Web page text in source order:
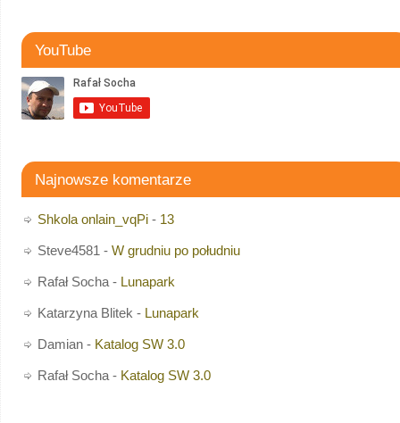
YouTube
Najnowsze komentarze
Shkola onlain_vqPi- 13
Steve4581 - W grudniu po południu
Rafał Socha- Lunapark
Katarzyna Blitek - Lunapark
Damian- Katalog SW 3.0
Rafał Socha- Katalog SW 3.0